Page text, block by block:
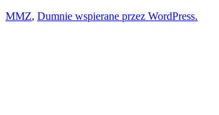
MMZ, Dumnie wspierane przez WordPress.